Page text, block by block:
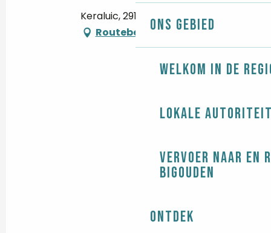
Ons gebied
Welkom in de
Lokale
Vervoer naar en
Bigouden
Ontdek
Keraluic, 29120 Plomeur
Routebeschrijving